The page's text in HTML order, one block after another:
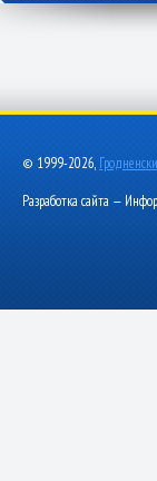
© 1999-2026,
Разработка сайта —